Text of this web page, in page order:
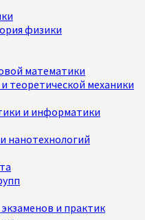
физики
математики
теоретической механики
и информатики
нанотехнологий
и практик